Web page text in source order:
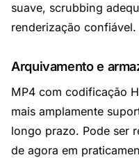
suave, scrubbing
renderização confiável.
Arquivamento e
MP4 com codificação
mais amplamente
longo prazo. Pode ser
de agora em